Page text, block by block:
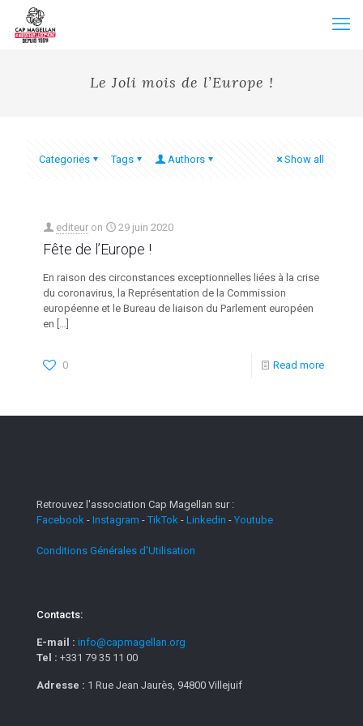
Le Joli mois de l’Europe !
Categories Tags Authors Show all
editeur on 29 juin 2020
Fête de l’Europe !
En raison des circonstances exceptionnelles liées à la crise
du coronavirus, la Représentation de la Commission
européenne et le Bureau de liaison du Parlement européen
en […]
0 Read more
Retrouvez l'association Cap Magellan sur :
Facebook - Instagram -TikTok - Linkedin - Youtube
Conditions Générales d'Utilisation
Contacts:
E-mail : info@capmagellan.org
Tel : +331 79 35 11 00
Adresse : 1 Rue Jean Jaurès, 94800 Villejuif